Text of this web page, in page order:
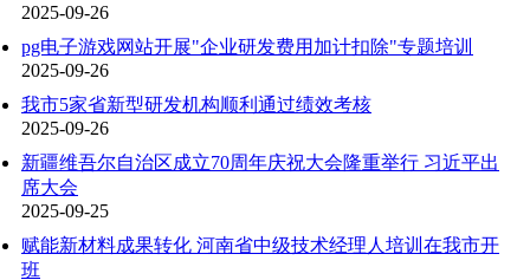
2025-09-26
pg电子游戏网站开展"企业研发费用加计扣除"专题培训
2025-09-26
我市5家省新型研发机构顺利通过绩效考核
2025-09-26
新疆维吾尔自治区成立70周年庆祝大会隆重举行 习近平出
席大会
2025-09-25
赋能新材料成果转化​ 河南省中级技术经理人培训在我市开
班